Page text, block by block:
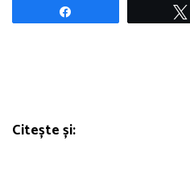
Citește și: